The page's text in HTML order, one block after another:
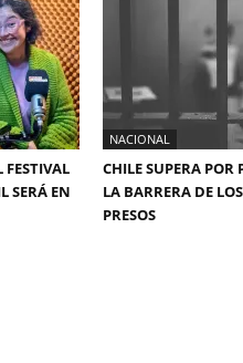
FESTIVAL
SERÁ EN
NACIONAL
CHILE SUPERA POR
LA BARRERA DE
PRESOS